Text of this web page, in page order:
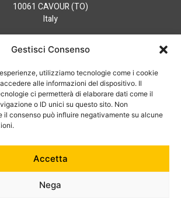
Gestisci Consenso
utilizziamo tecnologie come i cookie
alle informazioni del dispositivo. Il
ci permetterà di elaborare dati come il
o ID unici su questo sito. Non
il consenso può influire negativamente su alcune
Accetta
Nega
10061 CAVOUR (TO)
Italy
Home
Catalogo
Tecnologia
News
Contatti
aiuto?
+39 0121 600752
info@australian-srl.com